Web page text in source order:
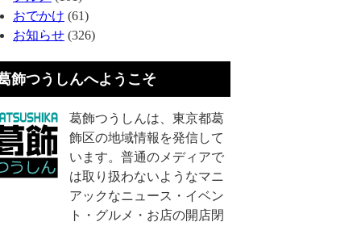
おでかけ (61)
お知らせ (326)
飾つうしんへようこそ
葛飾つうしんは、東京都葛
飾区の地域情報を発信して
います。普通のメディアで
は取り扱わないようなマニ
アックなニュース・イベン
ト・グルメ・お店の開店閉